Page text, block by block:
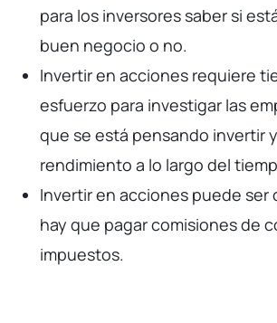
para los inversores saber si
buen negocio o no.
Invertir en acciones requiere
esfuerzo para investigar las
que se está pensando invertir
rendimiento a lo largo del
Invertir en acciones puede ser
hay que pagar comisiones de
impuestos.